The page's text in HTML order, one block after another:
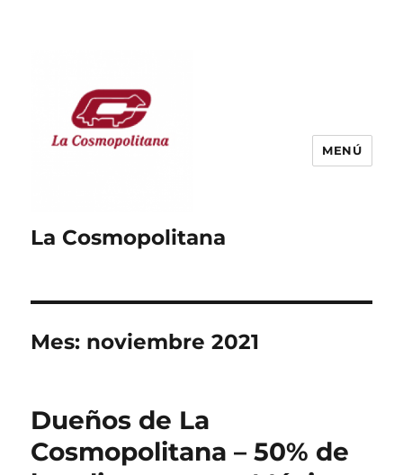
La Cosmopolitana
MENÚ
Mes: noviembre 2021
Dueños de La
Cosmopolitana – 50% de